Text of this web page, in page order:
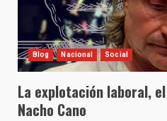
Blog Nacional Social
La explotación laboral, el
Nacho Cano